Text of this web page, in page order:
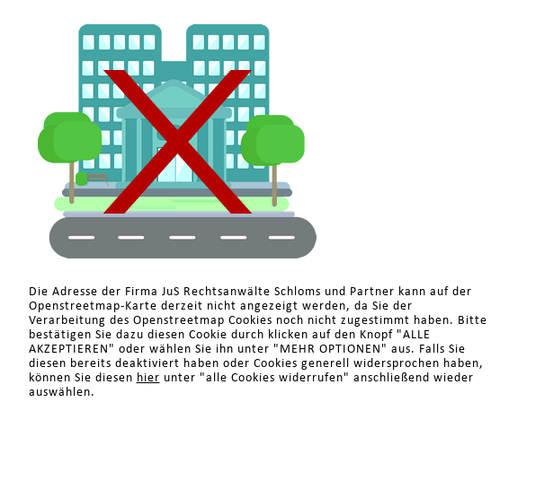
Die Adresse der Firma JuS Rechtsanwälte Schloms und Partner kann auf der
Openstreetmap-Karte derzeit nicht angezeigt werden, da Sie der
Verarbeitung des Openstreetmap Cookies noch nicht zugestimmt haben. Bitte
bestätigen Sie dazu diesen Cookie durch klicken auf den Knopf "ALLE
AKZEPTIEREN" oder wählen Sie ihn unter "MEHR OPTIONEN" aus. Falls Sie
diesen bereits deaktiviert haben oder Cookies generell widersprochen haben,
können Sie diesen hier unter "alle Cookies widerrufen" anschließend wieder
auswählen.